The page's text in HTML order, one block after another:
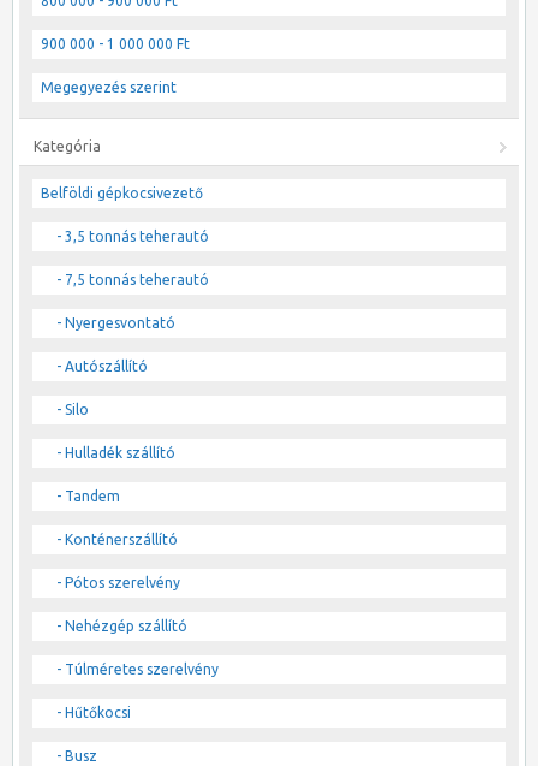
900 000 - 1 000 000 Ft
Megegyezés szerint
Kategória
Belföldi gépkocsivezető
- 3,5 tonnás teherautó
- 7,5 tonnás teherautó
- Nyergesvontató
- Autószállító
- Silo
- Hulladék szállító
- Tandem
- Konténerszállító
- Pótos szerelvény
- Nehézgép szállító
- Túlméretes szerelvény
- Hűtőkocsi
- Busz